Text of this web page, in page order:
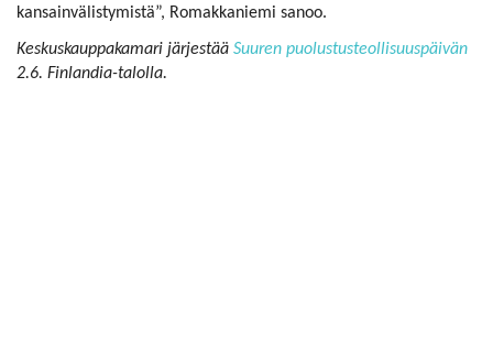
kansainvälistymistä”, Romakkaniemi sanoo.
Keskuskauppakamari järjestää Suuren puolustusteollisuuspäivän
2.6. Finlandia-talolla.